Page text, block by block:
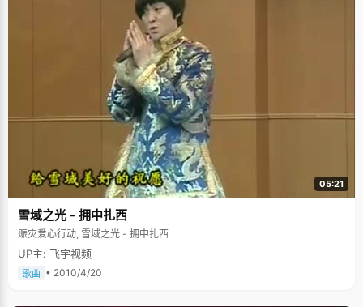
05:21
雪域之光 - 拥中扎西
赈灾爱心行动, 雪域之光 - 拥中扎西
UP主: 飞宇视频
歌曲 • 2010/4/20